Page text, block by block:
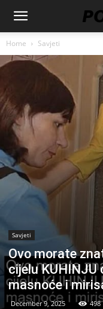
Home Savjeti
Savjeti
Ovo morate
cijelu
masnoće i
December 9, 2025 498